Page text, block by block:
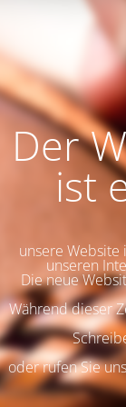
Der
ist
unsere Website
unseren
Die neue
Während dieser
oder rufen Sie